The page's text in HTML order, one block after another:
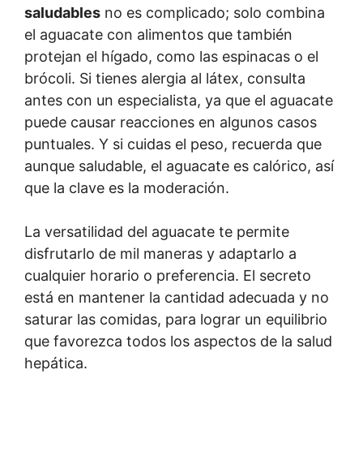
saludables no es complicado; solo combina
el aguacate con alimentos que también
protejan el hígado, como las espinacas o el
brócoli. Si tienes alergia al látex, consulta
antes con un especialista, ya que el aguacate
puede causar reacciones en algunos casos
puntuales. Y si cuidas el peso, recuerda que
aunque saludable, el aguacate es calórico, así
que la clave es la moderación.
La versatilidad del aguacate te permite
disfrutarlo de mil maneras y adaptarlo a
cualquier horario o preferencia. El secreto
está en mantener la cantidad adecuada y no
saturar las comidas, para lograr un equilibrio
que favorezca todos los aspectos de la salud
hepática.